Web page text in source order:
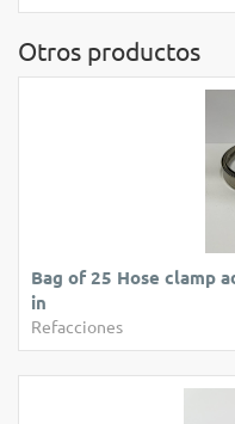
Otros productos
Bag of 25 Hose clamp
in
Refacciones